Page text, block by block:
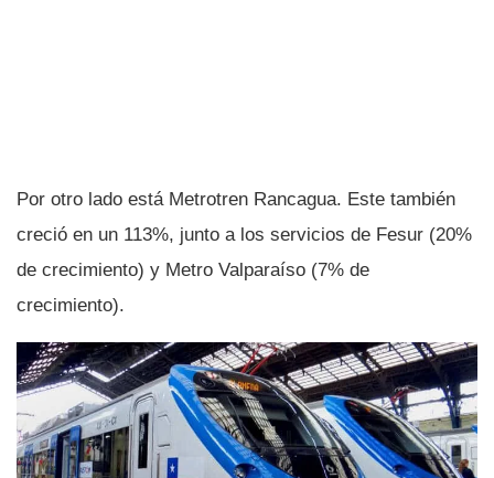
Por otro lado está Metrotren Rancagua. Este también
creció en un 113%, junto a los servicios de Fesur (20%
de crecimiento) y Metro Valparaí­so (7% de
crecimiento).